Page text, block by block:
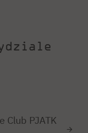
Club PJATK